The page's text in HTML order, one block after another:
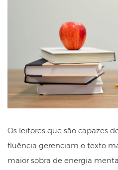
Os leitores que são capazes
fluência gerenciam o texto
maior sobra de energia